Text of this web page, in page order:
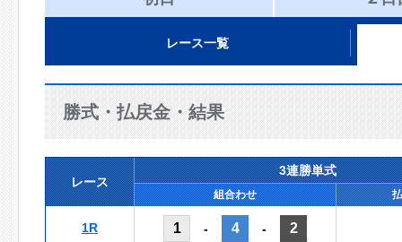
レース一覧
勝式・払戻金・結果
レース
3連勝単式
組合わせ
1R 1 - 4 - 2